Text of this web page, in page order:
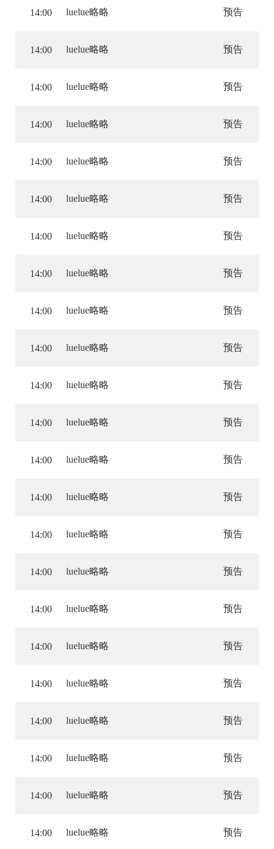
14:00 luelue略略 预告
14:00 luelue略略 预告
14:00 luelue略略 预告
14:00 luelue略略 预告
14:00 luelue略略 预告
14:00 luelue略略 预告
14:00 luelue略略 预告
14:00 luelue略略 预告
14:00 luelue略略 预告
14:00 luelue略略 预告
14:00 luelue略略 预告
14:00 luelue略略 预告
14:00 luelue略略 预告
14:00 luelue略略 预告
14:00 luelue略略 预告
14:00 luelue略略 预告
14:00 luelue略略 预告
14:00 luelue略略 预告
14:00 luelue略略 预告
14:00 luelue略略 预告
14:00 luelue略略 预告
14:00 luelue略略 预告
14:00 luelue略略 预告